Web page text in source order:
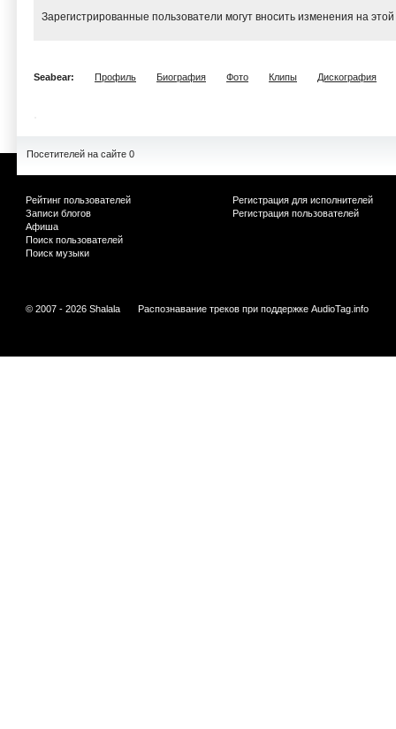
Зарегистрированные пользователи могут вносить изменения на
Seabear: Профиль Биография Фото Клипы Дискография
Посетителей на сайте 0
Рейтинг пользователей
Записи блогов
Афиша
Поиск пользователей
Поиск музыки
Регистрация для исполнителей
Регистрация пользователей
© 2007 - 2026 Shalala Распознавание треков при поддержке AudioTag.info